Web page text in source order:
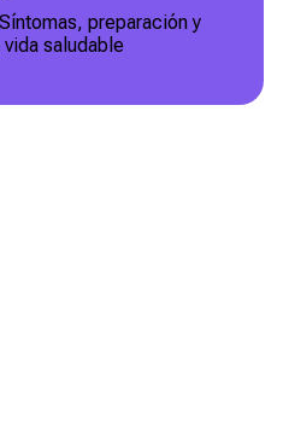
preparación y
saludable